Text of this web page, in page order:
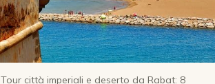
Tour città imperiali e deserto da Rabat: 8